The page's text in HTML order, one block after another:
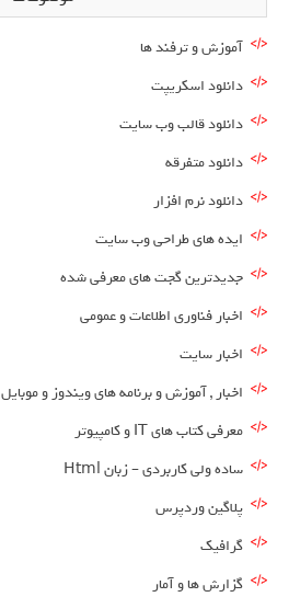
آموزش و ترفند ها
دانلود اسکریپت
دانلود قالب وب سایت
دانلود متفرقه
دانلود نرم افزار
ایده های طراحی وب سایت
جدیدترین گجت های معرفی شده
اخبار فناوری اطلاعات و عمومی
اخبار سایت
اخبار , آموزش و برنامه های ویندوز و موبایل
معرفی کتاب های IT و کامپیوتر
ساده ولی کاربردی – زبان Html
پلاگین وردپرس
گرافیک
گزارش ها و آمار